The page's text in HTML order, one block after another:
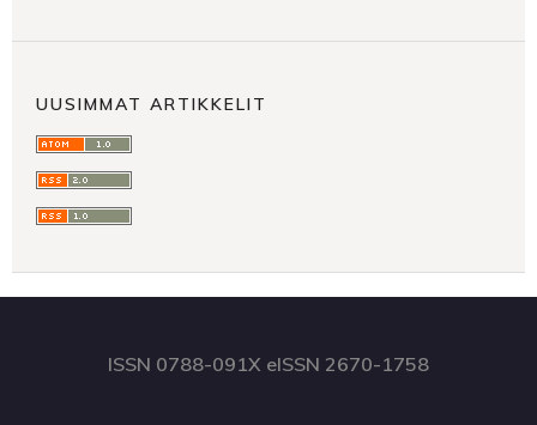
UUSIMMAT ARTIKKELIT
ISSN 0788-091X eISSN 2670-1758